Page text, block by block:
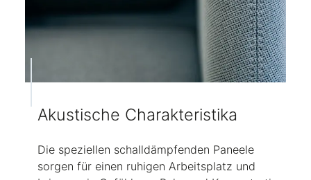
Akustische Charakteristika
Die speziellen schalldämpfenden Paneele
sorgen für einen ruhigen Arbeitsplatz und